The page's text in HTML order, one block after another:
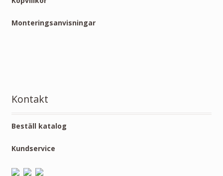
Monteringsanvisningar
Kontakt
Beställ katalog
Kundservice